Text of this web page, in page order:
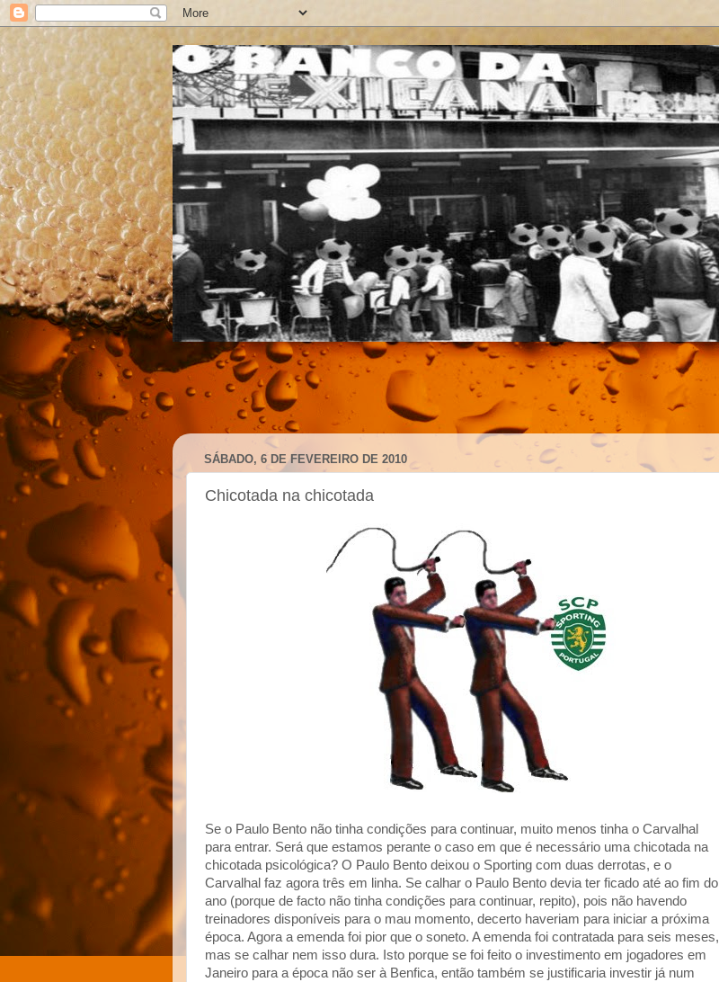
SÁBADO, 6 DE FEVEREIRO DE 2010
Chicotada na chicotada
Se o Paulo Bento não tinha condições para continuar, muito menos tinha o Carvalhal
para entrar. Será que estamos perante o caso em que é necessário uma chicotada na
chicotada psicológica? O Paulo Bento deixou o Sporting com duas derrotas, e o
Carvalhal faz agora três em linha. Se calhar o Paulo Bento devia ter ficado até ao fim do
ano (porque de facto não tinha condições para continuar, repito), pois não havendo
treinadores disponíveis para o mau momento, decerto haveriam para iniciar a próxima
época. Agora a emenda foi pior que o soneto. A emenda foi contratada para seis meses,
mas se calhar nem isso dura. Isto porque se foi feito o investimento em jogadores em
Janeiro para a época não ser à Benfica, então também se justificaria investir já num